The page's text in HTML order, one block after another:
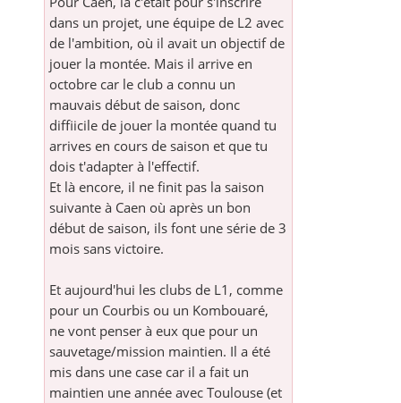
dans un projet, une équipe de L2 avec
de l'ambition, où il avait un objectif de
jouer la montée. Mais il arrive en
octobre car le club a connu un
mauvais début de saison, donc
diffiicile de jouer la montée quand tu
arrives en cours de saison et que tu
dois t'adapter à l'effectif.
Et là encore, il ne finit pas la saison
suivante à Caen où après un bon
début de saison, ils font une série de 3
mois sans victoire.
Et aujourd'hui les clubs de L1, comme
pour un Courbis ou un Kombouaré,
ne vont penser à eux que pour un
sauvetage/mission maintien. Il a été
mis dans une case car il a fait un
maintien une année avec Toulouse (et